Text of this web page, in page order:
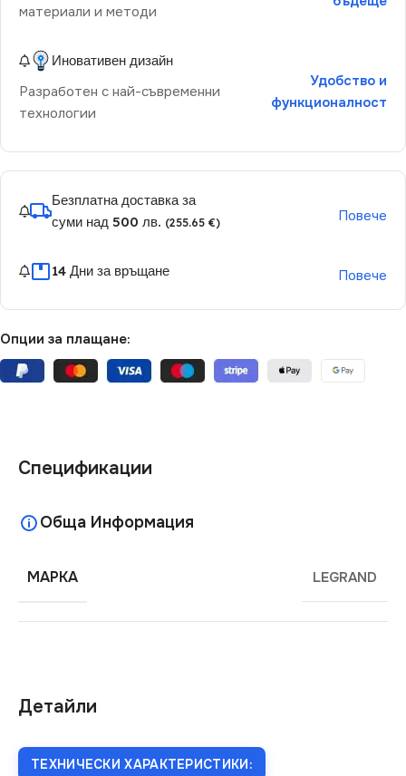
материали и методи
Иновативен дизайн
Разработен с най-съвременни
технологии
Удобство и
функционалност
Безплатна доставка за
суми над 500 лв. (255.65 €) Повече
14 Дни за връщане Повече
Опции за плащане:
Детайли
ТЕХНИЧЕСКИ ХАРАКТЕРИСТИКИ:
Спецификации
Обща Информация
МАРКА LEGRAND